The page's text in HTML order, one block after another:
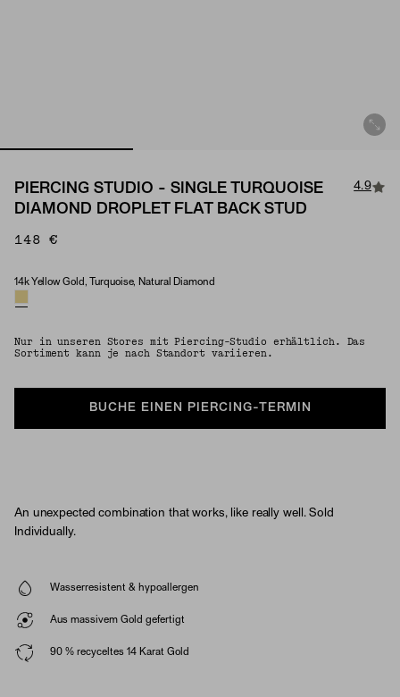
PIERCING STUDIO - SINGLE TURQUOISE
DIAMOND DROPLET FLAT BACK STUD
4.9
148 €
Material & Stone Options
14k Yellow Gold, Turquoise, Natural Diamond
Nur in unseren Stores mit Piercing-Studio erhältlich. Das
Sortiment kann je nach Standort variieren.
BUCHE EINEN PIERCING-TERMIN
An unexpected combination that works, like really well. Sold
Individually.
Wasserresistent & hypoallergen
Aus massivem Gold gefertigt
90 % recyceltes 14 Karat Gold